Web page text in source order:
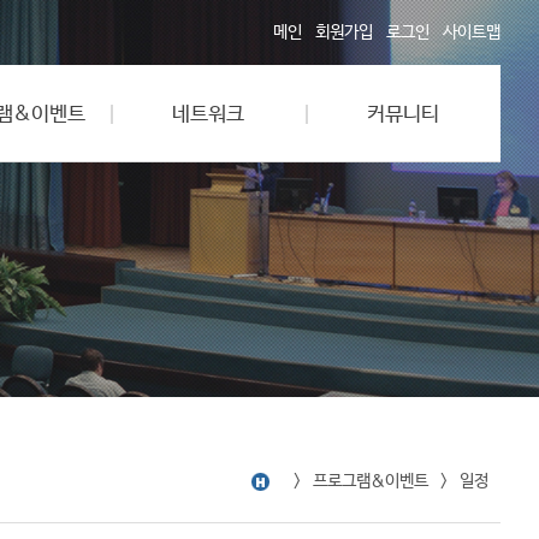
메인 회원가입 로그인 사이트맵
&이벤트 네트워크 커뮤니티
프로그램&이벤트 일정